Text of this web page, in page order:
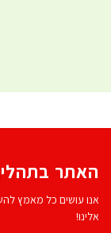
האתר
אנו עושים כל מאמץ
אלינו!